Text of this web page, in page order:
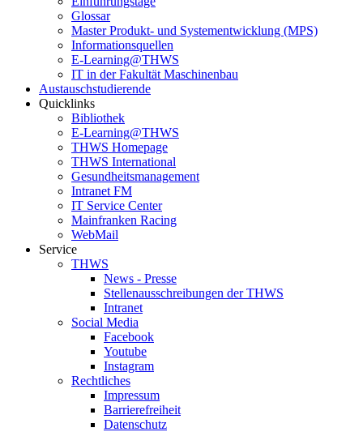
Glossar
Master Produkt- und Systementwicklung (MPS)
Informationsquellen
E-Learning@THWS
IT in der Fakultät Maschinenbau
Austauschstudierende
Quicklinks
Bibliothek
E-Learning@THWS
THWS Homepage
THWS International
Gesundheitsmanagement
Intranet FM
IT Service Center
Mainfranken Racing
WebMail
Service
THWS
News - Presse
Stellenausschreibungen der THWS
Intranet
Social Media
Facebook
Youtube
Instagram
Rechtliches
Impressum
Barrierefreiheit
Datenschutz